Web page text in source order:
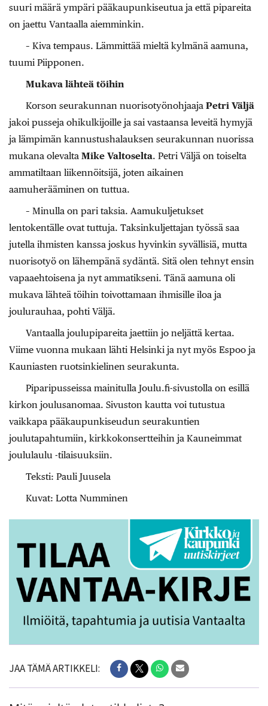
suuri määrä ympäri pääkaupunkiseutua ja että pipareita
on jaettu Vantaalla aiemminkin.
– Kiva tempaus. Lämmittää mieltä kylmänä aamuna,
tuumi Piipponen.
Mukava lähteä töihin
Korson seurakunnan nuorisotyönohjaaja Petri Väljä
jakoi pusseja ohikulkijoille ja sai vastaansa leveitä hymyjä
ja lämpimän kannustushalauksen seurakunnan nuorissa
mukana olevalta Mike Valtoselta. Petri Väljä on toiselta
ammatiltaan liikennöitsijä, joten aikainen
aamuherääminen on tuttua.
– Minulla on pari taksia. Aamukuljetukset
lentokentälle ovat tuttuja. Taksinkuljettajan työssä saa
jutella ihmisten kanssa joskus hyvinkin syvällisiä, mutta
nuorisotyö on lähempänä sydäntä. Sitä olen tehnyt ensin
vapaaehtoisena ja nyt ammatikseni. Tänä aamuna oli
mukava lähteä töihin toivottamaan ihmisille iloa ja
joulurauhaa, pohti Väljä.
Vantaalla joulupipareita jaettiin jo neljättä kertaa.
Viime vuonna mukaan lähti Helsinki ja nyt myös Espoo ja
Kauniasten ruotsinkielinen seurakunta.
Piparipusseissa mainitulla Joulu.fi-sivustolla on esillä
kirkon joulusanomaa. Sivuston kautta voi tutustua
vaikkapa pääkaupunkiseudun seurakuntien
joulutapahtumiin, kirkkokonsertteihin ja Kauneimmat
joululaulu -tilaisuuksiin.
Teksti: Pauli Juusela
Kuvat: Lotta Numminen
JAA TÄMÄ ARTIKKELI: